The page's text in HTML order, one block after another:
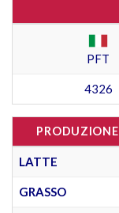
PFT
4326
PRODUZIONE
LATTE
GRASSO